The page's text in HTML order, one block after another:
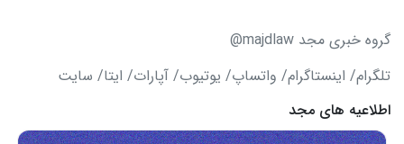
گروه خبری مجد majdlaw@
تلگرام/ اینستاگرام/ واتساپ/ یوتیوب/ آپارات/ ایتا/ سایت
اطلاعیه های مجد